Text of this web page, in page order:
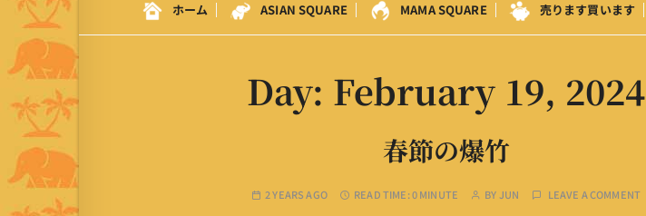
ホーム ASIAN SQUARE MAMA SQUARE 売ります買います
Day: February 19, 2024
春節の爆竹
2 YEARS AGO READ TIME:0 MINUTE BYJUN LEAVE A COMMENT